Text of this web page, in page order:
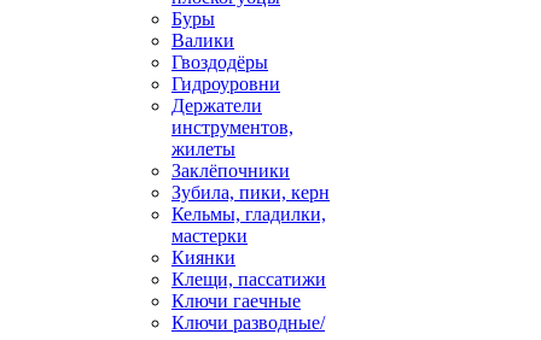
Буры
Валики
Гвоздодёры
Гидроуровни
Держатели
инструментов,
жилеты
Заклёпочники
Зубила, пики, керн
Кельмы, гладилки,
мастерки
Киянки
Клещи, пассатижи
Ключи гаечные
Ключи разводные/